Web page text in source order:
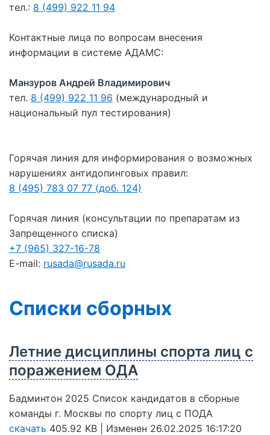
тел.: 8 (499) 922 11 94
Контактные лица по вопросам внесения
информации в системе АДАМС:
Манзуров Андрей Владимирович
тел. 8 (499) 922 11 96 (международный и
национальный пул тестирования)
Горячая линия для информирования о возможных
нарушениях антидопинговых правил:
8 (495) 783 07 77 (доб. 124)
Горячая линия (консультации по препаратам из
Запрещенного списка)
+7 (965) 327-16-78
E-mail: rusada@rusada.ru
Списки сборных
Летние дисциплины спорта лиц с
поражением ОДА
Бадминтон 2025 Список кандидатов в сборные
команды г. Москвы по спорту лиц с ПОДА
скачать 405.92 KB | Изменен 26.02.2025 16:17:20